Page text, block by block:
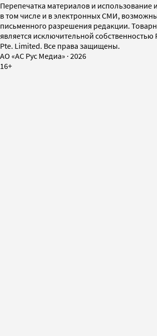
Перепечатка материалов и
в том числе и в электронных СМИ,
письменного разрешения редакции.
является исключительной собственностью
Pte. Limited. Все права защищены.
AO «АС Рус Медиа» · 2026
16+